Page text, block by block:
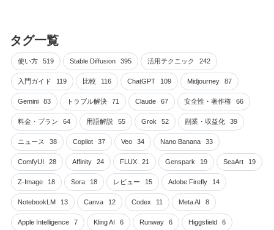
タグ一覧
使い方 519 Stable Diffusion 395 活用テクニック 242
入門ガイド 119 比較 116 ChatGPT 109 Midjourney 87
Gemini 83 トラブル解決 71 Claude 67 安全性・著作権 66
料金・プラン 64 用語解説 55 Grok 52 副業・収益化 39
ニュース 38 Copilot 37 Veo 34 Nano Banana 33
ComfyUI 28 Affinity 24 FLUX 21 Genspark 19 SeaArt 19
Z-Image 18 Sora 18 レビュー 15 Adobe Firefly 14
NotebookLM 13 Canva 12 Codex 11 Meta AI 8
Apple Intelligence 7 Kling AI 6 Runway 6 Higgsfield 6